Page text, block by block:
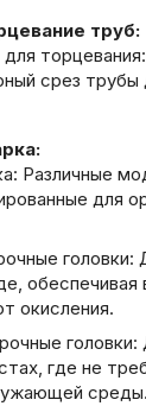
труб:
срез
Различные
для
головки:
обеспечивая
окисления.
головки:
где не
среды.